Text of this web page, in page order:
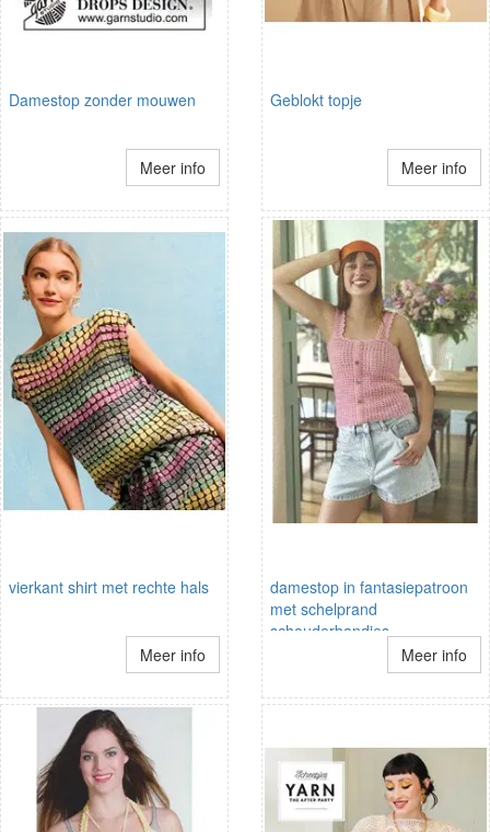
Damestop zonder mouwen
Meer info
Geblokt topje
Meer info
vierkant shirt met rechte hals
Meer info
damestop in fantasiepatroon
met schelprand
schouderbandjes
Meer info